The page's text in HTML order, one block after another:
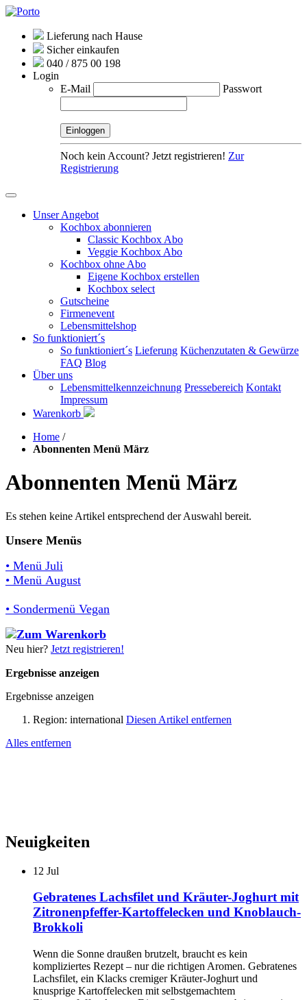
Lieferung nach Hause
Sicher einkaufen
040 / 875 00 198
Login
E-Mail
Passwort
Noch kein Account? Jetzt registrieren! Zur
Registrierung
Unser Angebot
Kochbox abonnieren
Classic Kochbox Abo
Veggie Kochbox Abo
Kochbox ohne Abo
Eigene Kochbox erstellen
Kochbox select
Gutscheine
Firmenevent
Lebensmittelshop
So funktioniert´s
So funktioniert´s Lieferung Küchenzutaten & Gewürze
FAQ Blog
Über uns
Lebensmittelkennzeichnung Pressebereich Kontakt
Impressum
Warenkorb
Home /
Abonnenten Menü März
Abonnenten Menü März
Es stehen keine Artikel entsprechend der Auswahl bereit.
Unsere Menüs
• Menü Juli
• Menü August
• Sondermenü Vegan
Neu hier? Jetzt registrieren!
Ergebnisse anzeigen
Ergebnisse anzeigen
Region: international Diesen Artikel entfernen
Alles entfernen
Neuigkeiten
12 Jul
Gebratenes Lachsfilet und Kräuter-Joghurt mit
Zitronenpfeffer-Kartoffelecken und Knoblauch-
Brokkoli
Wenn die Sonne draußen brutzelt, braucht es kein
kompliziertes Rezept – nur die richtigen Aromen. Gebratenes
Lachsfilet, ein Klacks cremiger Kräuter-Joghurt und
knusprige Kartoffelecken mit selbstgemachtem